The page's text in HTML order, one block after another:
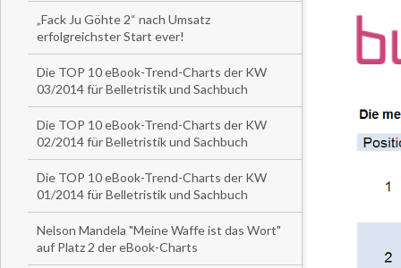
„Fack Ju Göhte 2“ nach Umsatz
erfolgreichster Start ever!
Die TOP 10 eBook-Trend-Charts der KW
03/2014 für Belletristik und Sachbuch
Die TOP 10 eBook-Trend-Charts der KW
02/2014 für Belletristik und Sachbuch
Die TOP 10 eBook-Trend-Charts der KW
01/2014 für Belletristik und Sachbuch
Nelson Mandela "Meine Waffe ist das Wort"
auf Platz 2 der eBook-Charts